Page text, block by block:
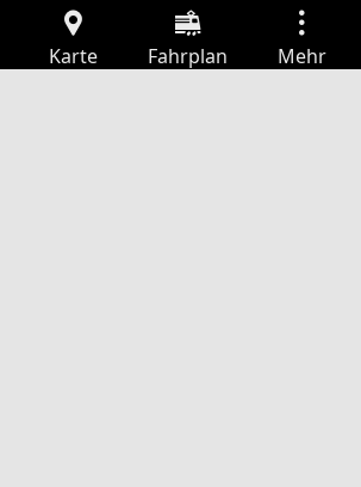
Karte Fahrplan Mehr